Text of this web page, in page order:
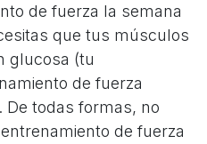
de fuerza la semana
que tus músculos
glucosa (tu
de fuerza
De todas formas, no
de fuerza